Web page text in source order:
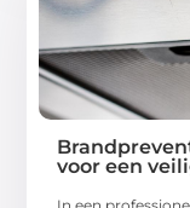
voor een